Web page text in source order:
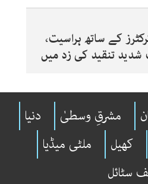
کے ساتھ ہراسیت،
تنقید کی زد میں
مشرقِ وسطیٰ
دنیا
کھیل
ملٹی میڈیا
سٹائل